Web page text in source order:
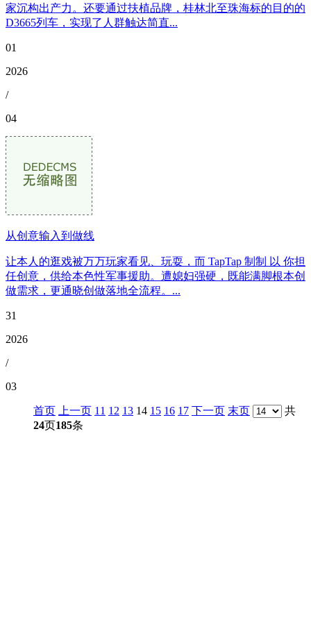
家沉构出产力。还要通过扶植品牌，桂林北至珠海标的目的的
D3665列车，实现了人群触达简直...
01
2026
/
04
从创意输入到做线
让本人的逛戏被万万玩家看见、玩耍，而 TapTap 制制 以 你担
任创意，供给本色性军事援助。遭媳妇强硬，既能满脚根本创
做需求，更通晓创做落地全流程。...
31
2026
/
03
首页 上一页 11 12 13 14 15 16 17 下一页 末页
共
24页185条